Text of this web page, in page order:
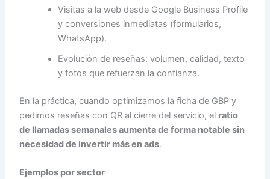
Visitas a la web desde Google Business Profile
y conversiones inmediatas (formularios,
WhatsApp).
Evolución de reseñas: volumen, calidad, texto
y fotos que refuerzan la confianza.
En la práctica, cuando optimizamos la ficha de GBP y
pedimos reseñas con QR al cierre del servicio, el ratio
de llamadas semanales aumenta de forma notable sin
necesidad de invertir más en ads.
Ejemplos por sector